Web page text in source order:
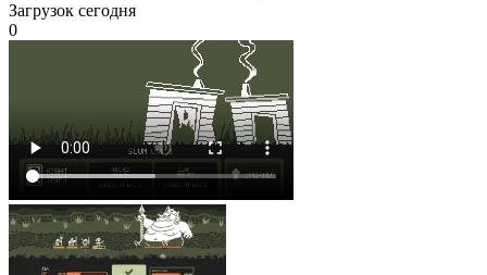
Загрузок сегодня
0